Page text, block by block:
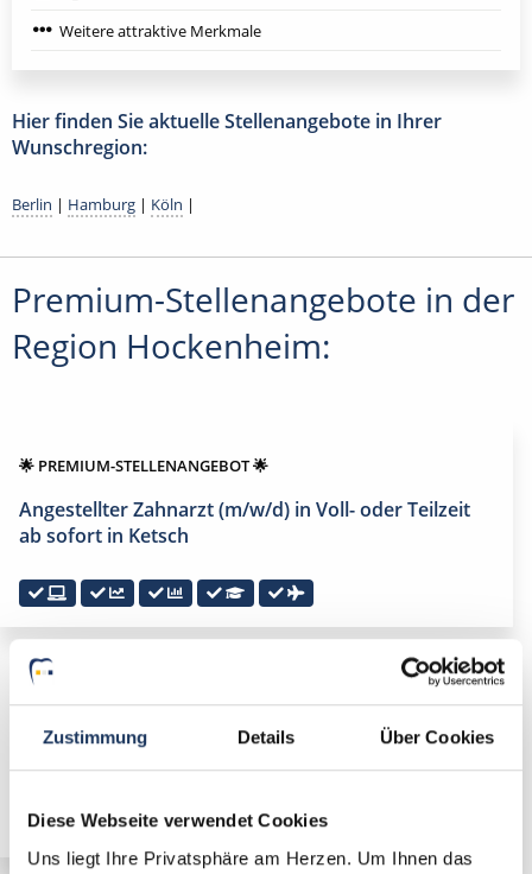
Zustimmung Details Über Cookies
Diese Webseite verwendet Cookies
Uns liegt Ihre Privatsphäre am Herzen. Um Ihnen das
Weitere attraktive Merkmale
Hier finden Sie aktuelle Stellenangebote in Ihrer
Wunschregion:
Berlin | Hamburg | Köln |
Premium-Stellenangebote in der
Region Hockenheim:
🌟 PREMIUM-STELLENANGEBOT 🌟
Angestellter Zahnarzt (m/w/d) in Voll- oder Teilzeit
ab sofort in Ketsch
Angestellter Zahnarzt (m/w/d) in Voll- oder Teilzeit
ab sofort in Römerberg